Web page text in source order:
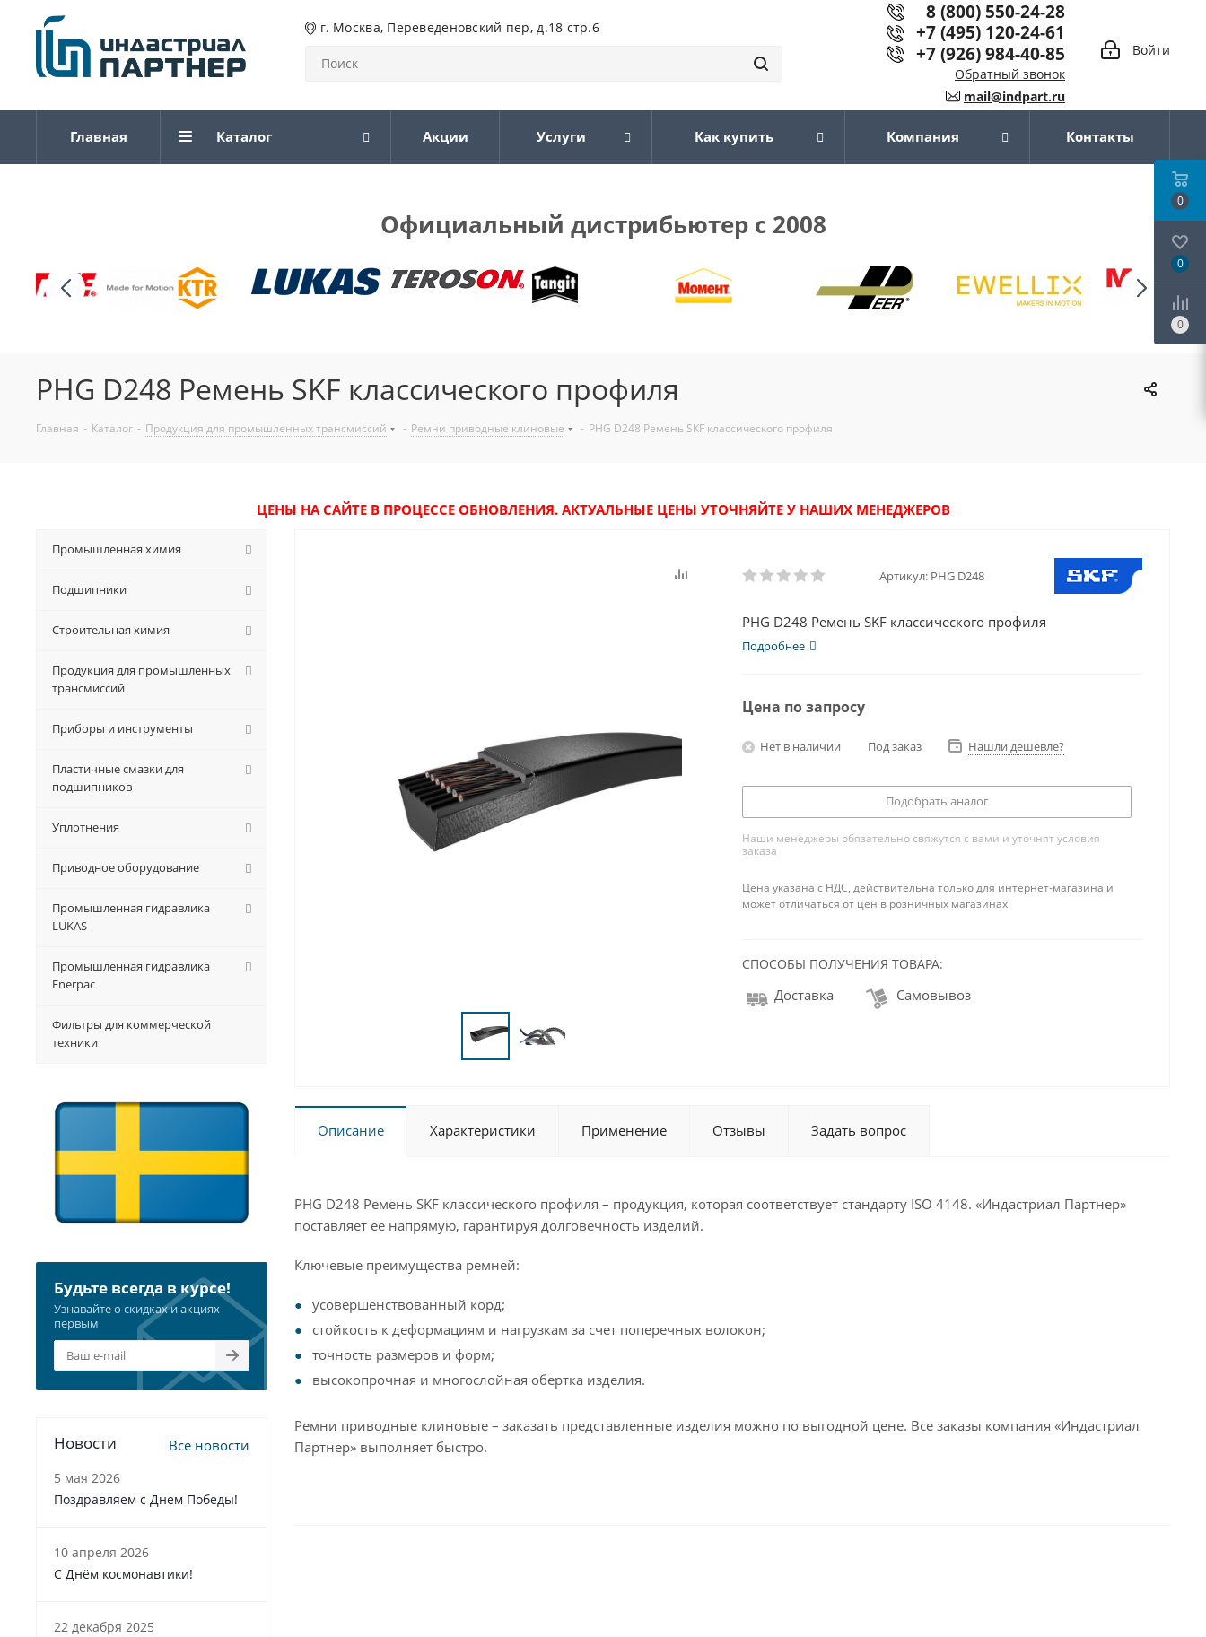
г. Москва, Переведеновский пер, д.18 стр.6
Войти
8 (800) 550-24-28
+7 (495) 120-24-61
+7 (926) 984-40-85
Обратный звонок
mail@indpart.ru
Главная Каталог Акции Услуги Как купить Компания Контакты
Официальный дистрибьютер с 2008
PHG D248 Ремень SKF классического профиля
Главная - Каталог - Продукция для промышленных трансмиссий - Ремни приводные клиновые - PHG D248 Ремень SKF классического профиля
ЦЕНЫ НА САЙТЕ В ПРОЦЕССЕ ОБНОВЛЕНИЯ. АКТУАЛЬНЫЕ ЦЕНЫ УТОЧНЯЙТЕ У НАШИХ МЕНЕДЖЕРОВ
Артикул: PHG D248
PHG D248 Ремень SKF классического профиля
Подробнее
Цена по запросу
Нет в наличии Под заказ Нашли дешевле?
Подобрать аналог
Наши менеджеры обязательно свяжутся с вами и уточнят условия
заказа
Цена указана с НДС, действительна только для интернет-магазина и
может отличаться от цен в розничных магазинах
СПОСОБЫ ПОЛУЧЕНИЯ ТОВАРА:
Доставка Самовывоз
Описание Характеристики Применение Отзывы Задать вопрос
PHG D248 Ремень SKF классического профиля – продукция, которая соответствует стандарту ISO 4148. «Индастриал Партнер»
поставляет ее напрямую, гарантируя долговечность изделий.
Ключевые преимущества ремней:
усовершенствованный корд;
стойкость к деформациям и нагрузкам за счет поперечных волокон;
точность размеров и форм;
высокопрочная и многослойная обертка изделия.
Ремни приводные клиновые – заказать представленные изделия можно по выгодной цене. Все заказы компания «Индастриал
Партнер» выполняет быстро.
Промышленная химия
Подшипники
Строительная химия
Продукция для промышленных
трансмиссий
Приборы и инструменты
Пластичные смазки для
подшипников
Уплотнения
Приводное оборудование
Промышленная гидравлика
LUKAS
Промышленная гидравлика
Enerpac
Фильтры для коммерческой
техники
Будьте всегда в курсе!
Узнавайте о скидках и акциях
первым
Новости Все новости
5 мая 2026
Поздравляем с Днем Победы!
10 апреля 2026
С Днём космонавтики!
22 декабря 2025
0
0
0